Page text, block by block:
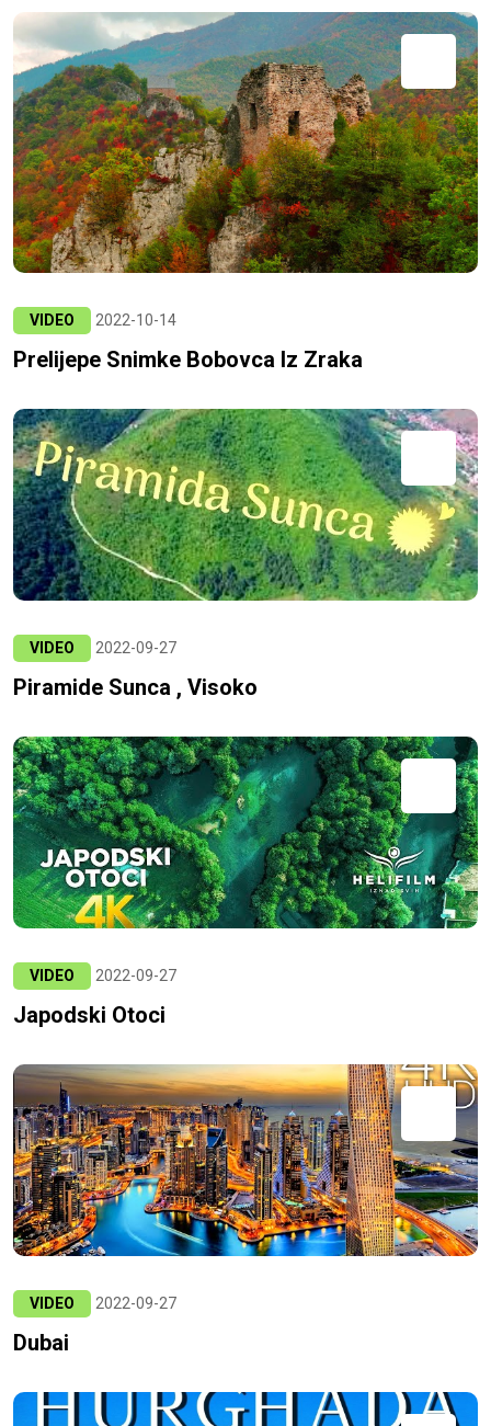
VIDEO 2022-10-14
Prelijepe Snimke Bobovca Iz Zraka
VIDEO 2022-09-27
Piramide Sunca , Visoko
VIDEO 2022-09-27
Japodski Otoci
VIDEO 2022-09-27
Dubai